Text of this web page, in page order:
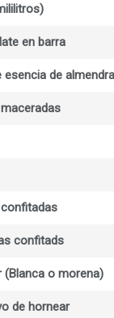
en barra
de
confitads
(Blanca o morena)
de hornear